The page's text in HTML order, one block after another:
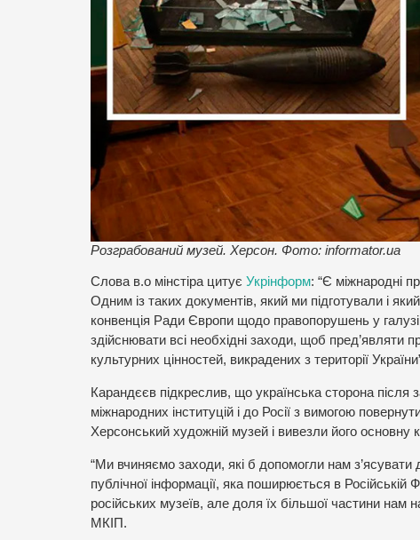
Розграбований музей. Херсон. Фото: informator.ua
Слова в.о мінстіра цитує Укрінформ: “Є міжнародні
Одним із таких документів, який ми підготували і
конвенція Ради Європи щодо правопорушень у
здійснювати всі необхідні заходи, щоб пред’являти
культурних цінностей, викрадених з території
Карандєєв підкреслив, що українська сторона
міжнародних інституцій і до Росії з вимогою
Херсонський художній музей і вивезли його основну
“Ми вчиняємо заходи, які б допомогли нам
публічної інформації, яка поширюється в
російських музеїв, але доля їх більшої частини нам
МКІП.